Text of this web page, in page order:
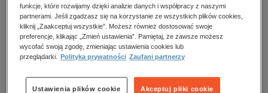
religie
Przeczytaj fragment
BESTSELLER
Wnętrza Domów - Kuchnie Łazienki Salony
Sypialnie – e-wydanie – 2/2026
funkcje, które rozwijamy dzięki analizie danych i współpracy z naszymi
partnerami. Jeśli zgadzasz się na korzystanie ze wszystkich plików cookies,
kliknij „Zaakceptuj wszystkie”. Możesz również dostosować swoje
preferencje, klikając „Zmień ustawienia”. Pamiętaj, że zawsze możesz
wycofać swoją zgodę, zmieniając ustawienia cookies lub
przeglądarki.
Polityka prywatności Zaufani partnerzy
Akceptuj pliki cookie
Ustawienia plików cookie